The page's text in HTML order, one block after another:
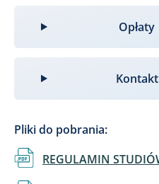
Opłaty
Kontakt
Pliki do pobrania:
DokumentREGULAMIN